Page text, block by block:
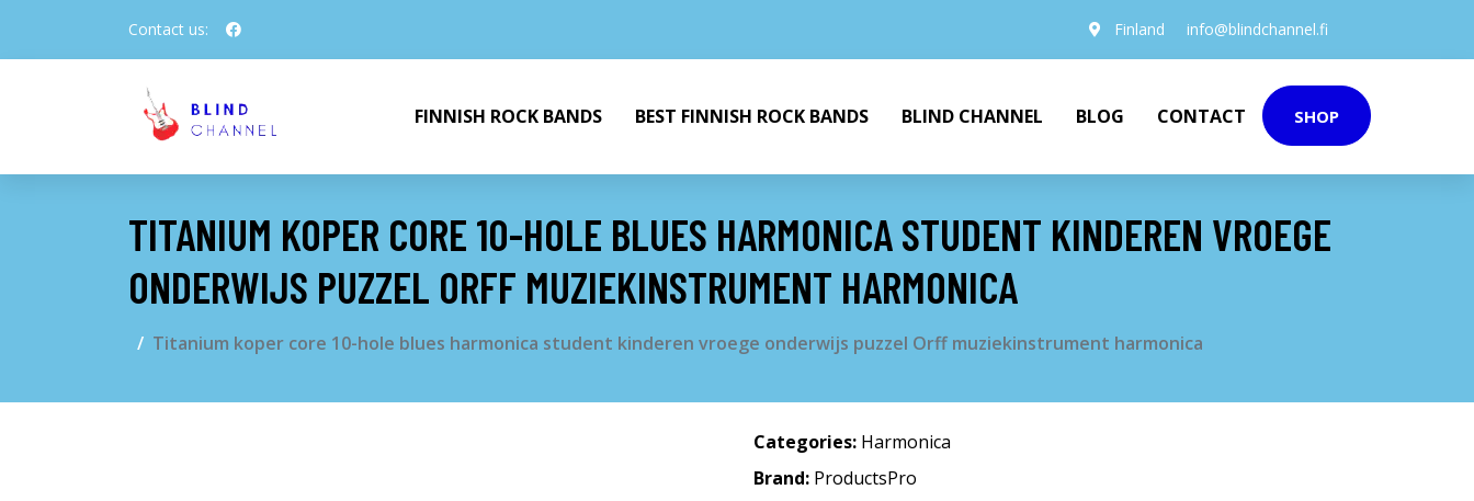
Contact us: Finland info@blindchannel.fi
FINNISH ROCK BANDS BEST FINNISH ROCK BANDS BLIND CHANNEL BLOG CONTACT SHOP
TITANIUM KOPER CORE 10-HOLE BLUES HARMONICA STUDENT KINDEREN VROEGE
ONDERWIJS PUZZEL ORFF MUZIEKINSTRUMENT HARMONICA
Titanium koper core 10-hole blues harmonica student kinderen vroege onderwijs puzzel Orff muziekinstrument harmonica
Categories: Harmonica
Brand: ProductsPro